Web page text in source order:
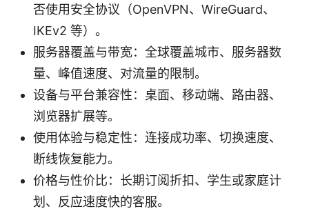
否使用安全协议（OpenVPN、WireGuard、
IKEv2 等）。
服务器覆盖与带宽：全球覆盖城市、服务器数
量、峰值速度、对流量的限制。
设备与平台兼容性：桌面、移动端、路由器、
浏览器扩展等。
使用体验与稳定性：连接成功率、切换速度、
断线恢复能力。
价格与性价比：长期订阅折扣、学生或家庭计
划、反应速度快的客服。